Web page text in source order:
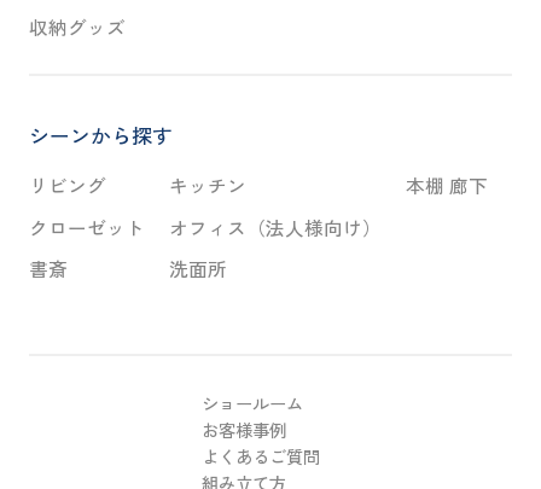
収納グッズ
シーンから探す
リビング
クローゼット
書斎
キッチン
オフィス（法人様向け）
洗面所
本棚 廊下
ショールーム
お客様事例
よくあるご質問
組み立て方